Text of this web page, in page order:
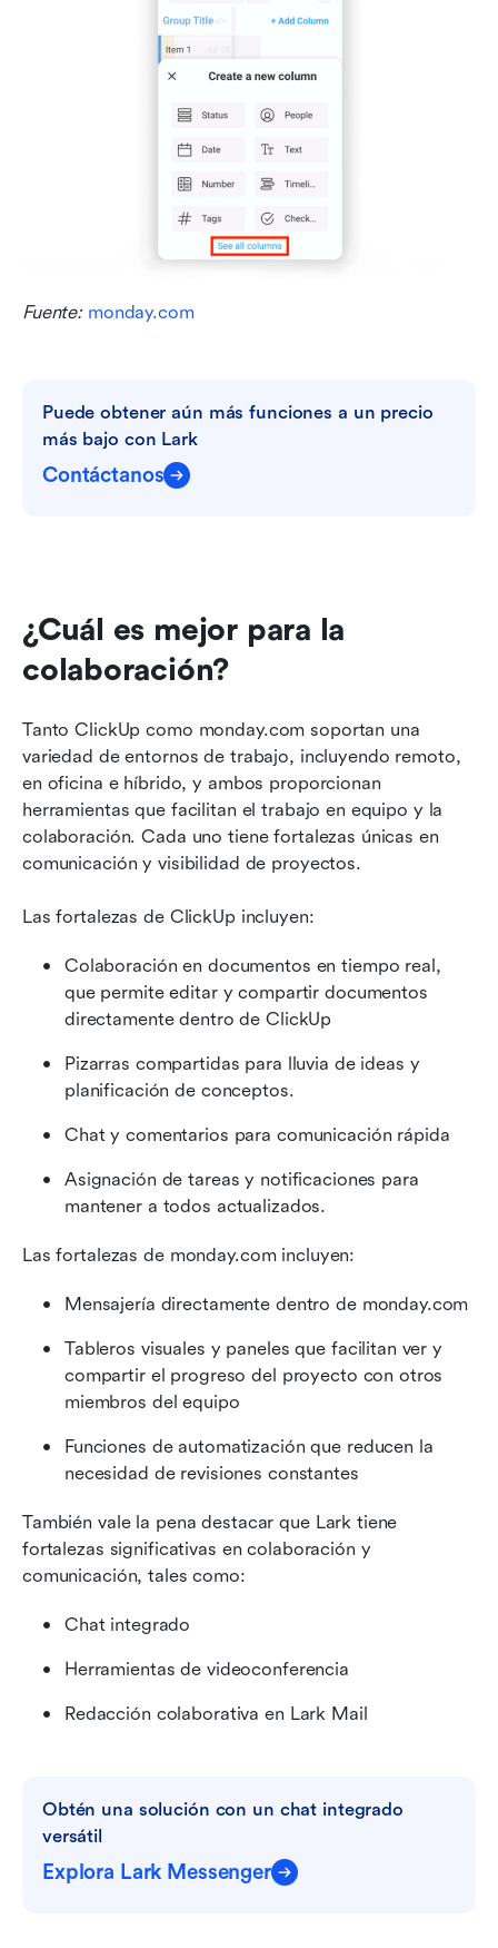
Fuente: monday.com
Puede obtener aún más funciones a un precio
más bajo con Lark
Contáctanos
¿Cuál es mejor para la
colaboración?
Tanto ClickUp como monday.com soportan una
variedad de entornos de trabajo, incluyendo remoto,
en oficina e híbrido, y ambos proporcionan
herramientas que facilitan el trabajo en equipo y la
colaboración. Cada uno tiene fortalezas únicas en
comunicación y visibilidad de proyectos.
Las fortalezas de ClickUp incluyen:
Colaboración en documentos en tiempo real,
que permite editar y compartir documentos
directamente dentro de ClickUp
Pizarras compartidas para lluvia de ideas y
planificación de conceptos.
Chat y comentarios para comunicación rápida
Asignación de tareas y notificaciones para
mantener a todos actualizados.
Las fortalezas de monday.com incluyen:
Mensajería directamente dentro de monday.com
Tableros visuales y paneles que facilitan ver y
compartir el progreso del proyecto con otros
miembros del equipo
Funciones de automatización que reducen la
necesidad de revisiones constantes
También vale la pena destacar que Lark tiene
fortalezas significativas en colaboración y
comunicación, tales como:
Chat integrado
Herramientas de videoconferencia
Redacción colaborativa en Lark Mail
Obtén una solución con un chat integrado
versátil
Explora Lark Messenger